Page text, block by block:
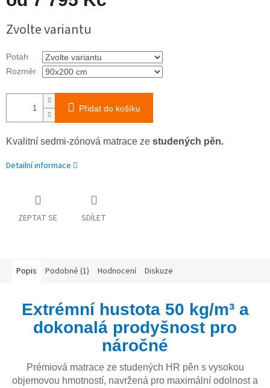
cena:
Zvolte variantu
Potah
Rozměr
Přidat do košíku
Kvalitní sedmi-zónová matrace ze studených pěn.
Detailní informace
ZEPTAT SE SDÍLET
Popis Podobné (1) Hodnocení Diskuze
Extrémní hustota 50 kg/m³ a
dokonalá prodyšnost pro
náročné
Prémiová matrace ze studených HR pěn s vysokou
objemovou hmotností, navržená pro maximální odolnost a